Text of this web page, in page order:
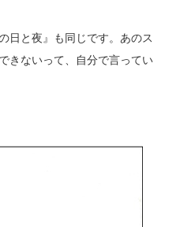
日と夜』も同じです。あのス
きないって、自分で言ってい